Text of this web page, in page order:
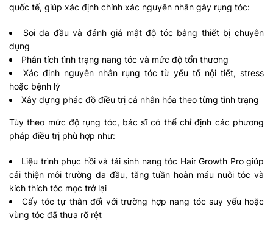
quốc tế, giúp xác định chính xác nguyên nhân gây rụng tóc:
Soi da đầu và đánh giá mật độ tóc bằng thiết bị chuyên
dụng
Phân tích tình trạng nang tóc và mức độ tổn thương
Xác định nguyên nhân rụng tóc từ yếu tố nội tiết, stress
hoặc bệnh lý
Xây dựng phác đồ điều trị cá nhân hóa theo từng tình trạng
Tùy theo mức độ rụng tóc, bác sĩ có thể chỉ định các phương
pháp điều trị phù hợp như:
Liệu trình phục hồi và tái sinh nang tóc Hair Growth Pro giúp
cải thiện môi trường da đầu, tăng tuần hoàn máu nuôi tóc và
kích thích tóc mọc trở lại
Cấy tóc tự thân đối với trường hợp nang tóc suy yếu hoặc
vùng tóc đã thưa rõ rệt